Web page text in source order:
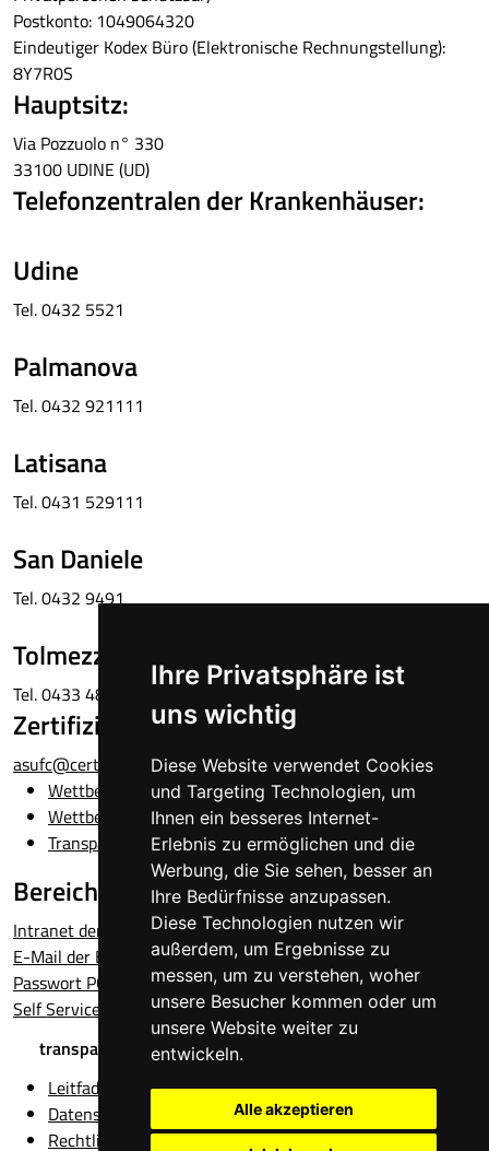
Ihre Privatsphäre ist
uns wichtig
Diese Website verwendet Cookies
und Targeting Technologien, um
Ihnen ein besseres Internet-
Erlebnis zu ermöglichen und die
Werbung, die Sie sehen, besser an
Ihre Bedürfnisse anzupassen.
Diese Technologien nutzen wir
außerdem, um Ergebnisse zu
messen, um zu verstehen, woher
unsere Besucher kommen oder um
unsere Website weiter zu
entwickeln.
Alle akzeptieren
Postkonto: 1049064320
Eindeutiger Kodex Büro (Elektronische Rechnungstellung):
8Y7R0S
Hauptsitz:
Via Pozzuolo n° 330
33100 UDINE (UD)
Telefonzentralen der Krankenhäuser:
Udine
Tel. 0432 5521
Palmanova
Tel. 0432 921111
Latisana
Tel. 0431 529111
San Daniele
Tel. 0432 9491
Tolmezzo
Tel. 0433 4881
Zertifizierte E-Mail-Adresse:
asufc@certsanita.fvg.it
Wettbewerbsausschreibungen
Wettbewerbe und Bekanntmachungen
Transparente Administration
Bereich angestellte
Intranet der Einrichtung
E-Mail der Einrichtung
Passwort PC/E-Mail vergessen?
Self Service-Schalter
transparente administration
Leitfaden für die Internetseite
Datenschutz
Rechtliche Hinweise